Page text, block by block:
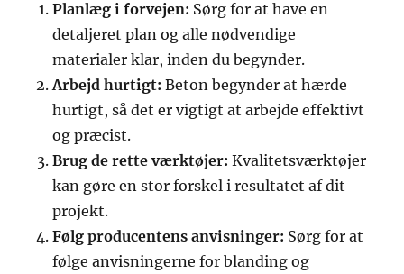
Planlæg i forvejen: Sørg for at have en
detaljeret plan og alle nødvendige
materialer klar, inden du begynder.
Arbejd hurtigt: Beton begynder at hærde
hurtigt, så det er vigtigt at arbejde effektivt
og præcist.
Brug de rette værktøjer: Kvalitetsværktøjer
kan gøre en stor forskel i resultatet af dit
projekt.
Følg producentens anvisninger: Sørg for at
følge anvisningerne for blanding og